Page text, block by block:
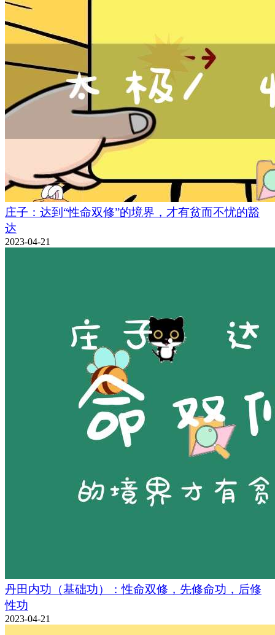
庄子：达到“性命双修”的境界，才有贫而不忧的豁
达
2023-04-21
丹田内功（基础功）：性命双修，先修命功，后修
性功
2023-04-21